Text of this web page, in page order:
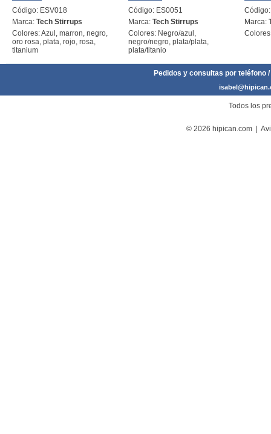
Código: ESV018
Marca: Tech Stirrups
Colores: Azul, marron, negro,
oro rosa, plata, rojo, rosa,
titanium
Código: ES0051
Marca: Tech Stirrups
Colores: Negro/azul,
negro/negro, plata/plata,
plata/titanio
Marca:
Pedidos y consultas por teléfono
Todos los
© 2026 hipican.com |